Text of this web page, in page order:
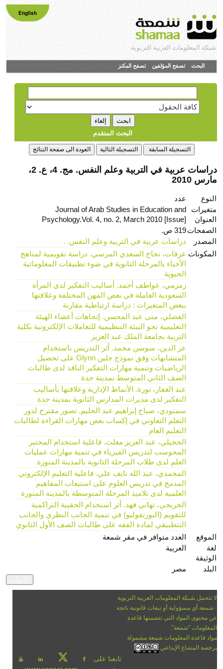
English
شبكة المعلومات العربية التربوية
البحث تصفح المؤلفين تصفح المكنز
البحث المتقدم
دراسات عربية في التربية وعلم النفس. مج. 4، ع. 2،
مارس 2010
النوع
عدد
متغيرات
العنوان
Journal of Arab Studies in Education and
Psychology.Vol. 4, no. 2, March 2010 [Issue]
الصفحات 319 ص.
المصدر
دراسات عربية في التربية وعلم النفس. .
المكونات عرفات، نجاح السعدي المرسي. دراسة تقويمية لمناهج
الأحياء بالمرحلة الثانوية في ضوء تطبيقات المعلوماتية
الحيوية
زمزمي، عواطف أحمد. أساليب التفكير لدى المرأة
السعودية العاملة في بعض المهن المختلفة وعلاقتها
ببعض المتغيرات : دراسة ارتباطية مقارنة
الفضلي، منى عبد المحسن. إتجاهات أعضاء الهيئة
التعليمية نحو البيئة التنظيمية للتعاملات الإلكترونية بكلية
التربية بجامعة الملك عبد العزيز
عز الدين، سوسن محمد. أثر التدريس باستخدام
المتشابهات وفق نموذج جلين Glynn على تحصيل
الرياضيات وتنمية مهارات التفكير الناقد لدى طالبات
الصف الثاني المتوسط بمدينة جدة
عبد الغفار، نورة. الأنماط الإدارية وعلاقتها بأساليب
التفكير لدى مديرات المدارس الثانوية بمدينة جدة
سمنودي، صباح إبراهيم عبد الحليم. تصور مقترح لدور
التعلم التعاوني في إكساب بعض مهارات القراءة لطالبات
التعليم العام
الحجيلي، عبد العزيز معلث. فاعلية استخدام المختبر
المحوسب لتدريس الفيزياء في تنمية مهارات عمليات
العلم لدى طلاب المرحلة الثانوية بالمدينة المنورة
المحمدي، عبد الله نايف علي. فاعلية التعليم الإلكتروني
المدمج في تدريس العلوم على استيعاب المفاهيم
العلمية لدى تلاميذ المرحلة المتوسطة بالمدينة المنورة
الخريجي، تهاني فهد. أثر استخدام الحقيبة التراكمية
للتقويم (البورتفوليو) في تنمية الجانب النظري والجانب
التتطبيقي لمادة الفقه على طالبات الصف الأول الثانوي
الموقع
العدد متوافر في مقر شمعة
لغة
الوثيقة
العربية
البلد مصر
لا تتحمل شبكة المعلومات العربية التربوية
- شمعة أي مسؤولية أو تبعات قانونية ناتجة
عن محتوى المواد التي تتضمنها قاعدة
المعلومات "شمعة".
مواد قاعدة المعلومات شمعة مشمولة
برخصة المشاع الإبداعي
تابعنا على